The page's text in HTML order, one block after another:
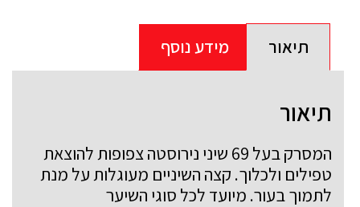
תיאור מידע נוסף
תיאור
המסרק בעל 69 שיני נירוסטה צפופות להוצאת
טפילים ולכלוך. קצה השיניים מעוגלות על מנת
לתמוך בעור. מיועד לכל סוגי השיער